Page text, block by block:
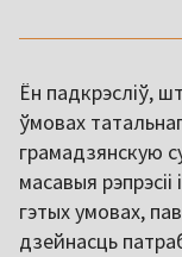
Ён падкрэсліў,
ўмовах
грамадзянскую
масавыя
гэтых умовах,
дзейнасць